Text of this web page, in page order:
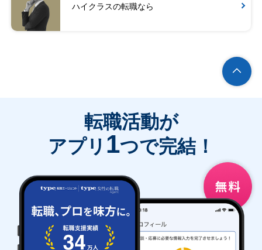
ハイクラスの転職なら
転職活動が
アプリ 1つで完結！